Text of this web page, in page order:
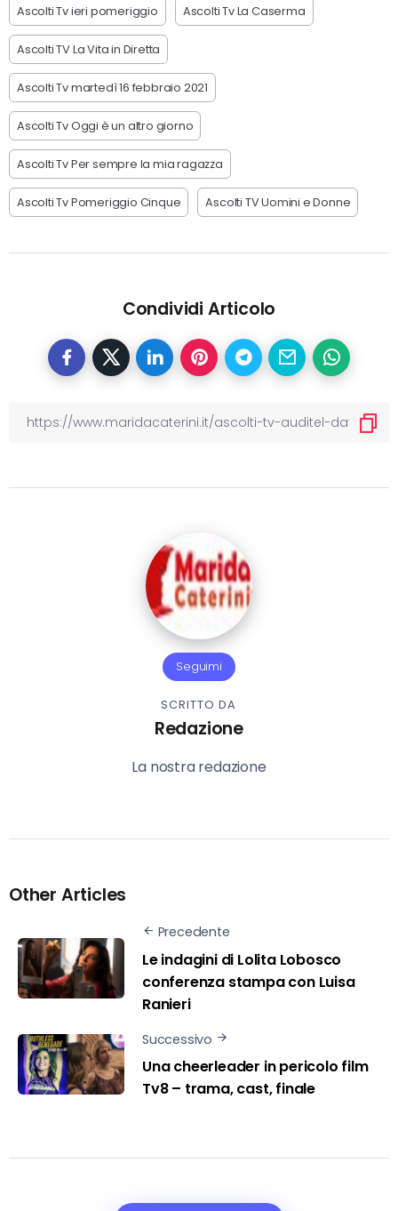
Ascolti Tv ieri pomeriggio Ascolti Tv La Caserma
Ascolti TV La Vita in Diretta
Ascolti Tv martedì 16 febbraio 2021
Ascolti Tv Oggi è un altro giorno
Ascolti Tv Per sempre la mia ragazza
Ascolti Tv Pomeriggio Cinque Ascolti TV Uomini e Donne
Condividi Articolo
Seguimi
SCRITTO DA
Redazione
La nostra redazione
Other Articles
Precedente
Le indagini di Lolita Lobosco
conferenza stampa con Luisa
Ranieri
Successivo
Una cheerleader in pericolo film
Tv8 – trama, cast, finale